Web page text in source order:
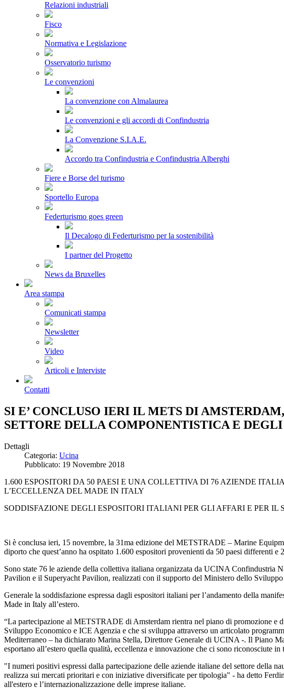
Relazioni industriali
Fisco
Normativa e Legislazione
Osservatorio turismo
Le convenzioni
La convenzione con Almalaurea
Le convenzioni e gli accordi di Confindustria
La Convenzione S.I.A.E.
Accordo tra Confindustria e Confindustria Alberghi
Fiere e Borse del turismo
Sportello Europa
Federturismo goes green
Il Decalogo di Federturismo per la sostenibilità
I partner del Progetto
News da Bruxelles
Area stampa
Comunicati stampa
Newsletter
Video
Articoli e Interviste
Contatti
SI E’ CONCLUSO IERI IL METS DI
SETTORE DELLA COMPONENTISTICA E
Dettagli
Categoria: Ucina
Pubblicato: 19 Novembre 2018
1.600 ESPOSITORI DA 50 PAESI E UNA COLLETTIVA DI 76 AZIENDE
L’ECCELLENZA DEL MADE IN ITALY
SODDISFAZIONE DEGLI ESPOSITORI ITALIANI PER GLI AFFARI E PER
Si è conclusa ieri, 15 novembre, la 31ma edizione del METSTRADE – Marine
diporto che quest’anno ha ospitato 1.600 espositori provenienti da 50 paesi differenti
Sono state 76 le aziende della collettiva italiana organizzata da UCINA Confindustria
Pavilion e il Superyacht Pavilion, realizzati con il supporto del Ministero dello
Generale la soddisfazione espressa dagli espositori italiani per l’andamento della
Made in Italy all’estero.
“La partecipazione al METSTRADE di Amsterdam rientra nel piano di promozione e
Sviluppo Economico e ICE Agenzia e che si sviluppa attraverso un articolato
Mediterraneo – ha dichiarato Marina Stella, Direttore Generale di UCINA -. Il Piano
esportano all’estero quella qualità, eccellenza e innovazione che ci sono riconosciute in
"I numeri positivi espressi dalla partecipazione delle aziende italiane del settore della
realizza sui mercati prioritari e con iniziative diversificate per tipologia" - ha detto
all'estero e l’internazionalizzazione delle imprese italiane.